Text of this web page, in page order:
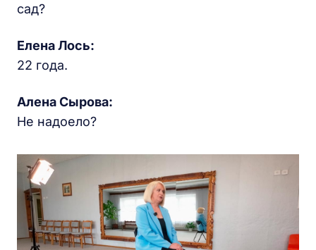
сад?
Елена Лось:
22 года.
Алена Сырова:
Не надоело?